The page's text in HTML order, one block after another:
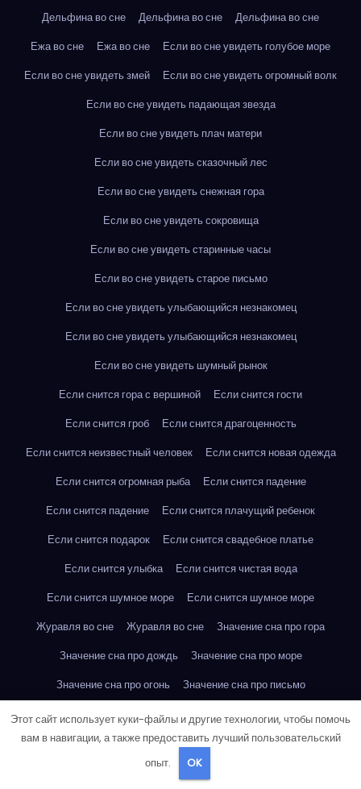
Дельфина во сне
Дельфина во сне
Дельфина во сне
Ежа во сне
Ежа во сне
Если во сне увидеть голубое море
Если во сне увидеть змей
Если во сне увидеть огромный волк
Если во сне увидеть падающая звезда
Если во сне увидеть плач матери
Если во сне увидеть сказочный лес
Если во сне увидеть снежная гора
Если во сне увидеть сокровища
Если во сне увидеть старинные часы
Если во сне увидеть старое письмо
Если во сне увидеть улыбающийся незнакомец
Если во сне увидеть улыбающийся незнакомец
Если во сне увидеть шумный рынок
Если снится гора с вершиной
Если снится гости
Если снится гроб
Если снится драгоценность
Если снится неизвестный человек
Если снится новая одежда
Если снится огромная рыба
Если снится падение
Если снится падение
Если снится плачущий ребенок
Если снится подарок
Если снится свадебное платье
Если снится улыбка
Если снится чистая вода
Если снится шумное море
Если снится шумное море
Журавля во сне
Журавля во сне
Значение сна про гора
Значение сна про дождь
Значение сна про море
Значение сна про огонь
Значение сна про письмо
Значение сна про птица
Значение сна про река
Значение сна про река
Значение сна про часы
Значение сна: гроб
Значение сна: огромная рыба
Этот сайт использует куки-файлы и другие технологии, чтобы помочь
вам в навигации, а также предоставить лучший пользовательский
опыт.
OK